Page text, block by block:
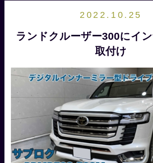
2022.10.25
ランドクルーザー300にイ
取付け